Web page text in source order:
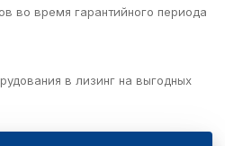
во время гарантийного периода
в лизинг на выгодных